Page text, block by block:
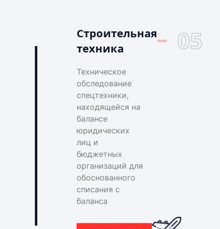
Строительная
техника
05
Техническое
обследование
спецтехники,
находящейся на
балансе
юридических
лиц и
бюджетных
организаций для
обоснованного
списания с
баланса